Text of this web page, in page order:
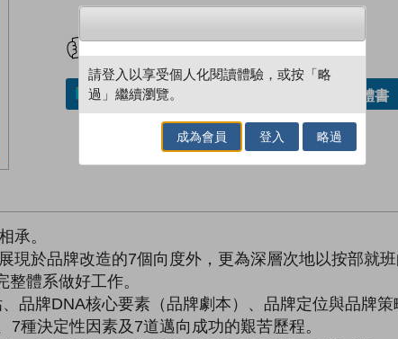
加入／閱讀電子書 借閱實體書
承。
於品牌改造的7個向度外，更為深層次地以按部就班
體系做好工作。
牌DNA核心要素（品牌劇本）、品牌定位與品牌策
種決定性因素及7道邁向成功的艱苦歷程。
請登入以享受個人化閱讀體驗，或按「略
過」繼續瀏覽。
成為會員 登入 略過